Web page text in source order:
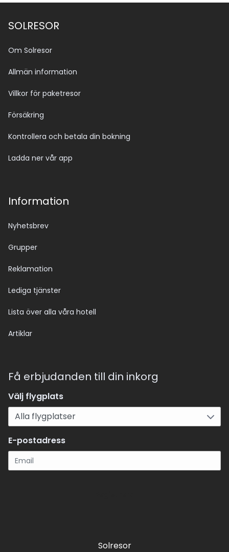
SOLRESOR
Om Solresor
Allmän information
Villkor för paketresor
Försäkring
Kontrollera och betala din bokning
Ladda ner vår app
Information
Nyhetsbrev
Grupper
Reklamation
Lediga tjänster
Lista över alla våra hotell
Artiklar
Få erbjudanden till din inkorg
Välj flygplats
E-postadress
Solresor